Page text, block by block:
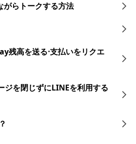
らトークする 方法
残高を送る⋅支払いをリクエ
ジを閉じずにLINEを利用する